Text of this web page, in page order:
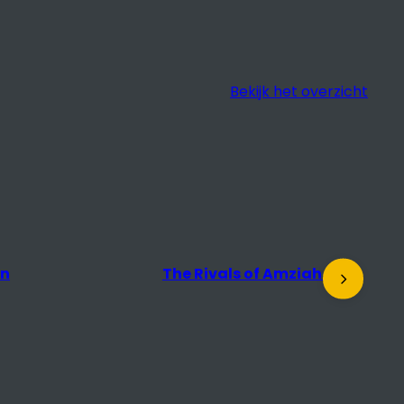
Bekijk het overzicht
of Amziah King
Docu Salon: The Desert of
the Real + nagesprek met